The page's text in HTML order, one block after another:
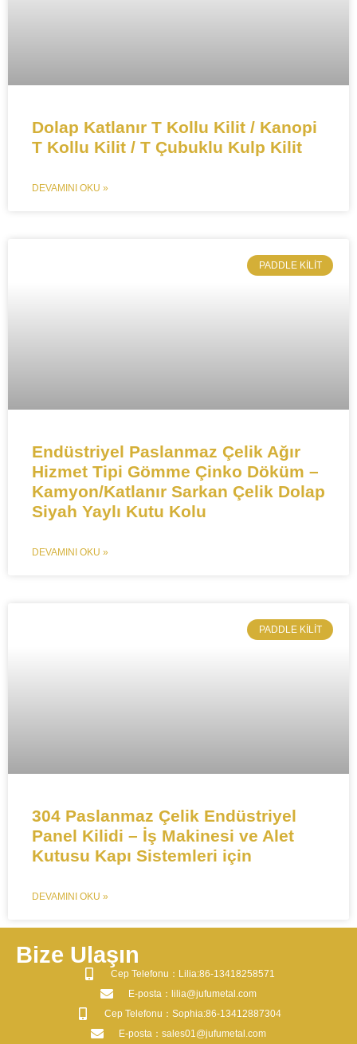
​​​Dolap Katlanır T Kollu Kilit / Kanopi
T Kollu Kilit / T Çubuklu Kulp Kilit​
DEVAMINI OKU »
​PADDLE KILIT
Endüstriyel Paslanmaz Çelik Ağır
Hizmet Tipi Gömme Çinko Döküm –
Kamyon/Katlanır Sarkan Çelik Dolap
Siyah Yaylı Kutu Kolu
DEVAMINI OKU »
​PADDLE KILIT
​​304 Paslanmaz Çelik Endüstriyel
Panel Kilidi – İş Makinesi ve Alet
Kutusu Kapı Sistemleri için​
DEVAMINI OKU »
Bize Ulaşın
​Cep Telefonu：Lilia:86-13418258571
​E-posta​：lilia@jufumetal.com
​Cep Telefonu：Sophia:86-13412887304
​E-posta​：sales01@jufumetal.com